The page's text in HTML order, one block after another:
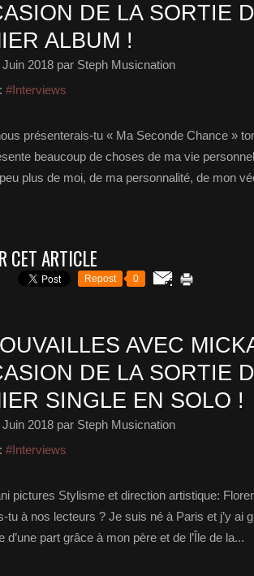
DE LA SORTIE
ALBUM !
Juin 2018 par Steph Musicnation
#Interviews
présenterais-tu « Ma Seconde Chance »
beaucoup de choses de ma vie
plus de moi, de ma personnalité, de mon
CET ARTICLE
Repost 0
AVEC
DE LA SORTIE
SINGLE EN SOLO !
Juin 2018 par Steph Musicnation
#Interviews
pictures Stylisme et direction artistique:
tu à nos lecteurs ? Je suis né à Paris et j’y ai
d’une part grâce à mon père et de l’Île de la...